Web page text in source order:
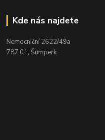
Kde nás najdete
Nemocniční 2622/49a
787 01, Šumperk